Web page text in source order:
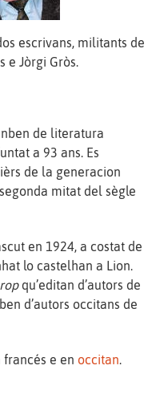
escrivans, militants de
e Jòrgi Gròs.
de literatura
a 93 ans. Es
de la generacion
mitat del sègle
en 1924, a costat de
lo castelhan a Lion.
qu’editan d’autors de
d’autors occitans de
francés e en occitan.